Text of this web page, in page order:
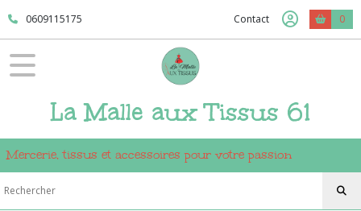
0609115175 Contact 0
La Malle aux Tissus 61
Mercerie, tissus et accessoires pour votre passion